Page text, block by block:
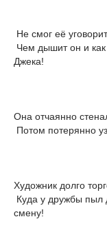
Не смог её
Чем дышит он и как
Джека!
Она отчаянно
Потом потерянно
Художник долго
Куда у дружбы пыл
смену!